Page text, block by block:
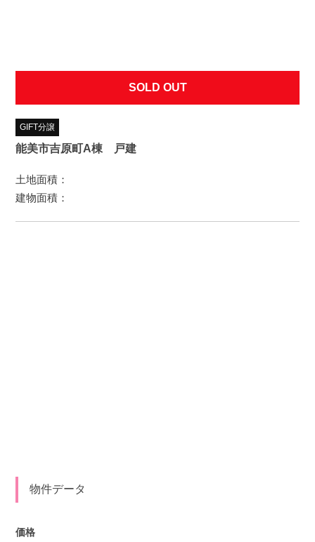
SOLD OUT
GIFT分譲
能美市吉原町A棟 戸建
土地面積：
建物面積：
物件データ
価格